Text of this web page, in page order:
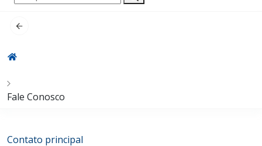
por:
Fale Conosco
Contato principal